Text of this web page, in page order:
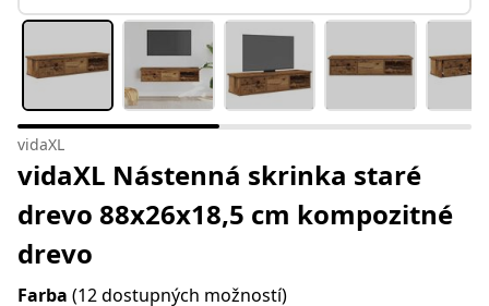
vidaXL
vidaXL Nástenná skrinka staré
drevo 88x26x18,5 cm kompozitné
drevo
Farba (12 dostupných možností)